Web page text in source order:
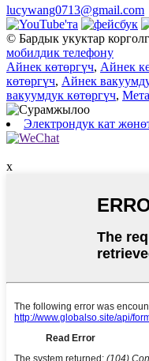
lucywang0713@gmail.com
© Бардык укуктар
мобилдик телефону
Айнек көтөргүч, Айнек
көтөргүч, Айнек
вакуумдук көтөргүч,
Электрондук кат
x